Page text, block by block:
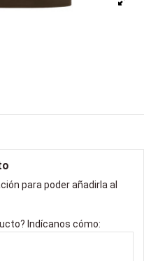
para poder añadirla al
Indícanos cómo: